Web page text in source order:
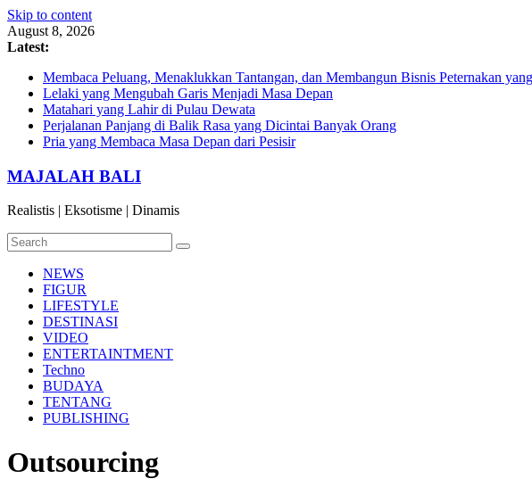
Skip to content
August 8, 2026
Latest:
Membaca Peluang, Menaklukkan Tantangan, dan Membangun Bisnis Peternakan
Lelaki yang Mengubah Garis Menjadi Masa Depan
Matahari yang Lahir di Pulau Dewata
Perjalanan Panjang di Balik Rasa yang Dicintai Banyak Orang
Pria yang Membaca Masa Depan dari Pesisir
MAJALAH BALI
Realistis | Eksotisme | Dinamis
NEWS
FIGUR
LIFESTYLE
DESTINASI
VIDEO
ENTERTAINTMENT
Techno
BUDAYA
TENTANG
PUBLISHING
Outsourcing